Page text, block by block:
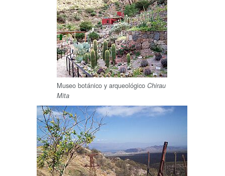
Museo botánico y arqueológico Chirau
Mita